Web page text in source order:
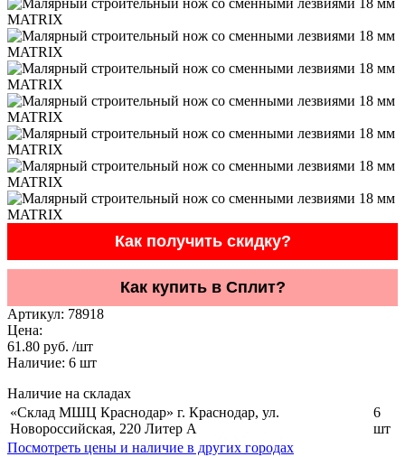
Как получить скидку?
Как купить в Сплит?
Артикул: 78918
Цена:
61.80 руб. /шт
Наличие: 6 шт
Наличие на складах
«Склад МШЦ Краснодар» г. Краснодар, ул.
Новороссийская, 220 Литер А
6
шт
Посмотреть цены и наличие в других городах